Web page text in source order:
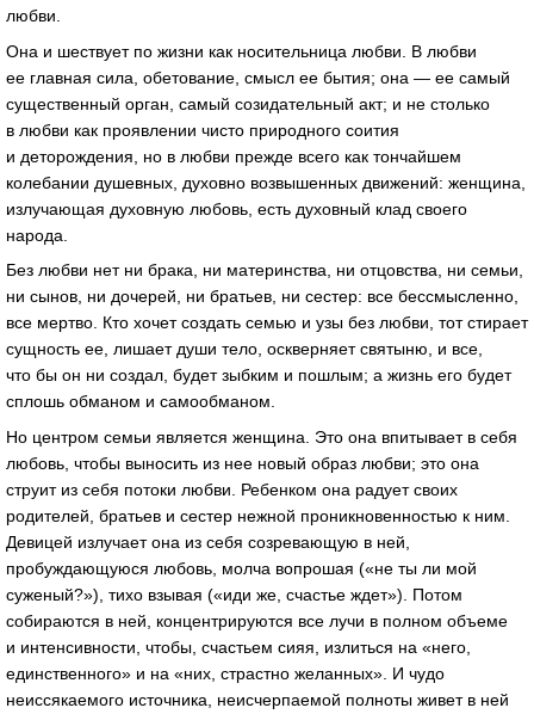
любви.
Она и шествует по жизни как носительница любви. В любви
ее главная сила, обетование, смысл ее бытия; она — ее самый
существенный орган, самый созидательный акт; и не столько
в любви как проявлении чисто природного соития
и деторождения, но в любви прежде всего как тончайшем
колебании душевных, духовно возвышенных движений: женщина,
излучающая духовную любовь, есть духовный клад своего
народа.
Без любви нет ни брака, ни материнства, ни отцовства, ни семьи,
ни сынов, ни дочерей, ни братьев, ни сестер: все бессмысленно,
все мертво. Кто хочет создать семью и узы без любви, тот стирает
сущность ее, лишает души тело, оскверняет святыню, и все,
что бы он ни создал, будет зыбким и пошлым; а жизнь его будет
сплошь обманом и самообманом.
Но центром семьи является женщина. Это она впитывает в себя
любовь, чтобы выносить из нее новый образ любви; это она
струит из себя потоки любви. Ребенком она радует своих
родителей, братьев и сестер нежной проникновенностью к ним.
Девицей излучает она из себя созревающую в ней,
пробуждающуюся любовь, молча вопрошая («не ты ли мой
суженый?»), тихо взывая («иди же, счастье ждет»). Потом
собираются в ней, концентрируются все лучи в полном объеме
и интенсивности, чтобы, счастьем сияя, излиться на «него,
единственного» и на «них, страстно желанных». И чудо
неиссякаемого источника, неисчерпаемой полноты живет в ней